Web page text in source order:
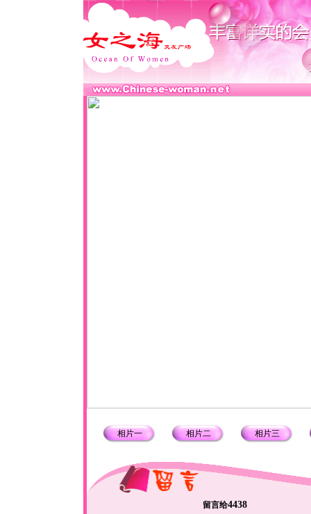
相片一 相片二 相片三
留言给4438